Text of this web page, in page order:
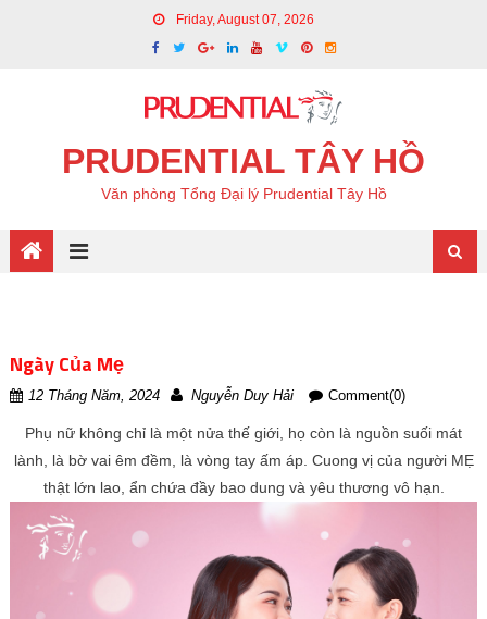
Friday, August 07, 2026
PRUDENTIAL TÂY HỒ
Văn phòng Tổng Đại lý Prudential Tây Hồ
Ngày Của Mẹ
12 Tháng Năm, 2024 Nguyễn Duy Hải Comment(0)
Phụ nữ không chỉ là một nửa thế giới, họ còn là nguồn suối mát
lành, là bờ vai êm đềm, là vòng tay ấm áp. Cuong vị của người MẸ
thật lớn lao, ẩn chứa đầy bao dung và yêu thương vô hạn.